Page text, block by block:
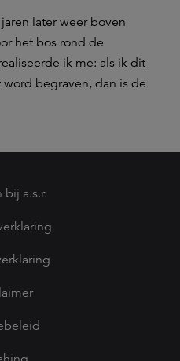
later weer boven
het bos rond de
ik me: als ik dit
begraven, dan is de
bij a.s.r.